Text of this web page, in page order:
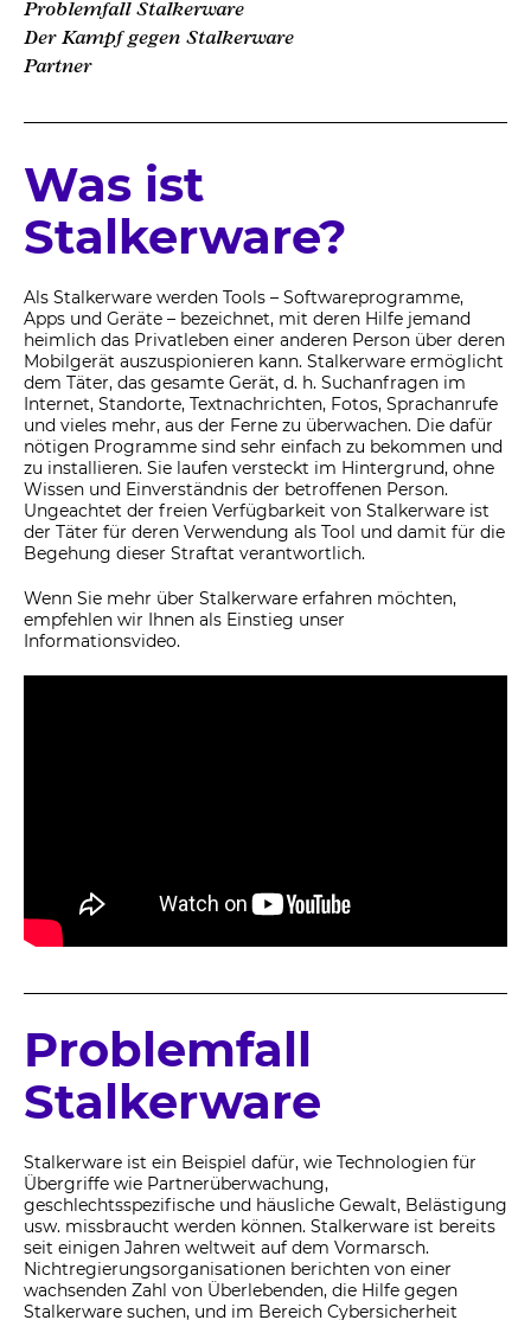
Problemfall Stalkerware
Der Kampf gegen Stalkerware
Partner
Was ist
Stalkerware?
Als Stalkerware werden Tools – Softwareprogramme,
Apps und Geräte – bezeichnet, mit deren Hilfe jemand
heimlich das Privatleben einer anderen Person über deren
Mobilgerät auszuspionieren kann. Stalkerware ermöglicht
dem Täter, das gesamte Gerät, d. h. Suchanfragen im
Internet, Standorte, Textnachrichten, Fotos, Sprachanrufe
und vieles mehr, aus der Ferne zu überwachen. Die dafür
nötigen Programme sind sehr einfach zu bekommen und
zu installieren. Sie laufen versteckt im Hintergrund, ohne
Wissen und Einverständnis der betroffenen Person.
Ungeachtet der freien Verfügbarkeit von Stalkerware ist
der Täter für deren Verwendung als Tool und damit für die
Begehung dieser Straftat verantwortlich.
Wenn Sie mehr über Stalkerware erfahren möchten,
empfehlen wir Ihnen als Einstieg unser
Informationsvideo.
Problemfall
Stalkerware
Stalkerware ist ein Beispiel dafür, wie Technologien für
Übergriffe wie Partnerüberwachung,
geschlechtsspezifische und häusliche Gewalt, Belästigung
usw. missbraucht werden können. Stalkerware ist bereits
seit einigen Jahren weltweit auf dem Vormarsch.
Nichtregierungsorganisationen berichten von einer
wachsenden Zahl von Überlebenden, die Hilfe gegen
Stalkerware suchen, und im Bereich Cybersicherheit